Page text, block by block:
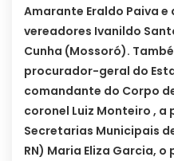
Amarante Eraldo Paiva e
vereadores Ivanildo
Cunha (Mossoró).
procurador-geral do
comandante do Corpo
coronel Luiz Monteiro , a
Secretarias Municipais
RN) Maria Eliza Garcia,